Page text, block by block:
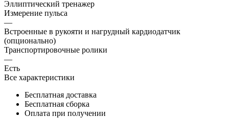
Эллиптический тренажер
Измерение пульса
—
Встроенные в рукояти и нагрудный кардиодатчик
(опционально)
Транспортировочные ролики
—
Есть
Все характеристики
Бесплатная доставка
Бесплатная сборка
Оплата при получении